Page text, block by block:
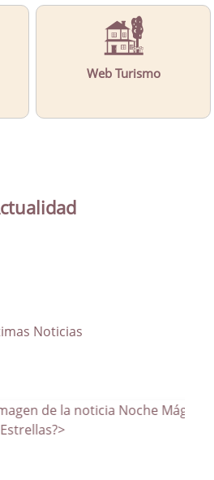
Web Turismo
Noticias